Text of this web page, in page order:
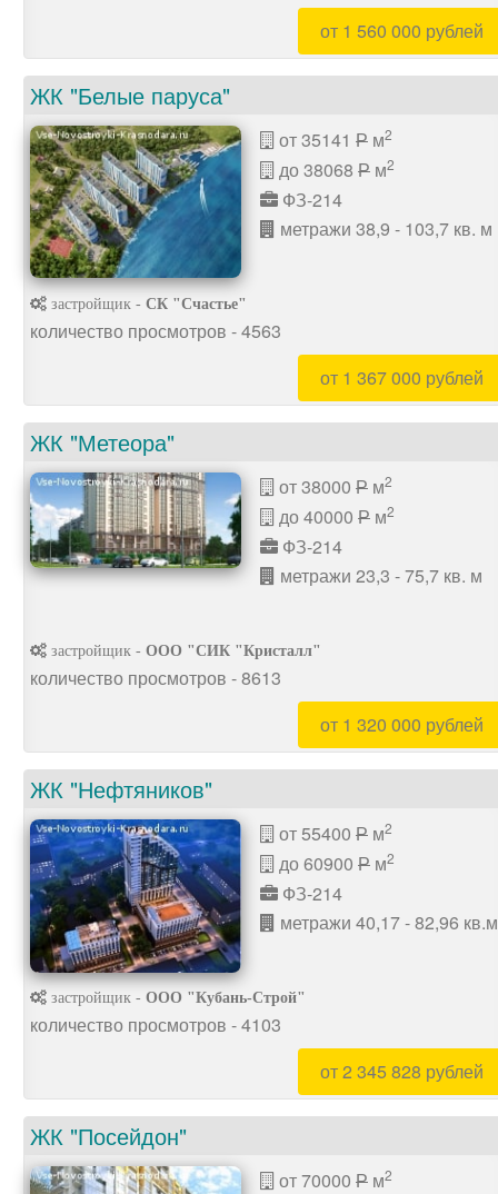
от 1 560 000 рублей
ЖК "Белые паруса"
от 35141 P м2
до 38068 P м2
ФЗ-214
метражи 38,9 - 103,7 кв. м
застройщик - СК "Счастье"
количество просмотров - 4563
от 1 367 000 рублей
ЖК "Метеора"
от 38000 P м2
до 40000 P м2
ФЗ-214
метражи 23,3 - 75,7 кв. м
застройщик - ООО "СИК "Кристалл"
количество просмотров - 8613
от 1 320 000 рублей
ЖК "Нефтяников"
от 55400 P м2
до 60900 P м2
ФЗ-214
метражи 40,17 - 82,96 кв.м
застройщик - ООО "Кубань-Строй"
количество просмотров - 4103
от 2 345 828 рублей
ЖК "Посейдон"
от 70000 P м2